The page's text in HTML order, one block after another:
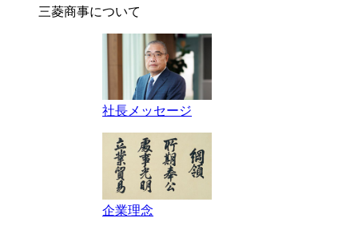
三菱商事について
社長メッセージ
企業理念